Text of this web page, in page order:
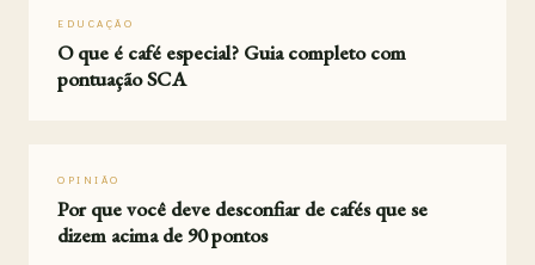
EDUCAÇÃO
O que é café especial? Guia completo com
pontuação SCA
OPINIÃO
Por que você deve desconfiar de cafés que se
dizem acima de 90 pontos